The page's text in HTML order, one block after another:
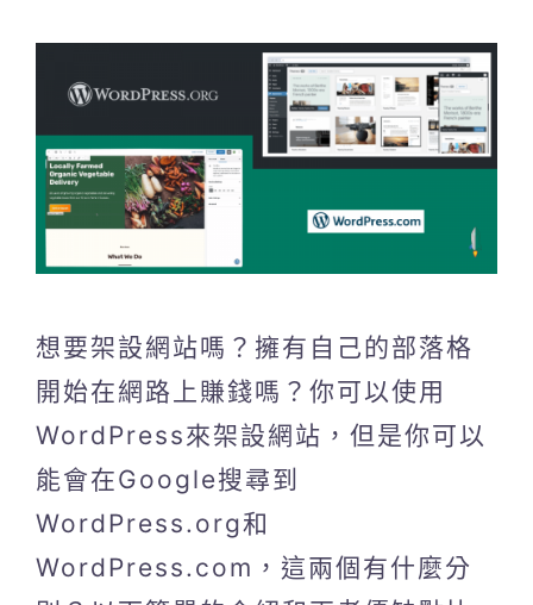
想要架設網站嗎？擁有自己的部落格
開始在網路上賺錢嗎？你可以使用
WordPress來架設網站，但是你可以
能會在Google搜尋到
WordPress.org和
WordPress.com，這兩個有什麼分